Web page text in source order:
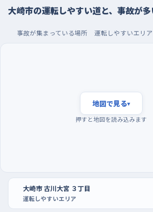
サイゼリヤ、南東にはるやま古川店と買い物先
ういう場所では、店の入口が近づいたらブレー
練習は、通勤や通学で車と人がいちばん動く
のがいい。信号のない一本道でも、朝は脇道か
くので、判断に迷いやすい。曜日でいえば週明
口から遠い区画に停めるところから始めると
少ない列なら、ハンドルを回す量と車の向き
かめられるし、切り返してもあせらずに済む。
大崎市の運転しやすい道と、事故が
事故が集まっている場所 運転しやすいエリア
地図で見る▾
押すと地図を読み込みます
大崎市 古川大宮 ３丁目
運転しやすいエリア